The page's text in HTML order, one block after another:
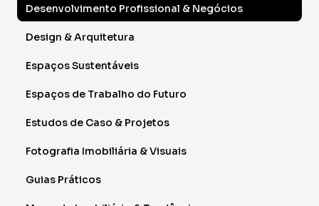
Desenvolvimento Profissional & Negócios
Design & Arquitetura
Espaços Sustentáveis
Espaços de Trabalho do Futuro
Estudos de Caso & Projetos
Fotografia Imobiliária & Visuais
Guias Práticos